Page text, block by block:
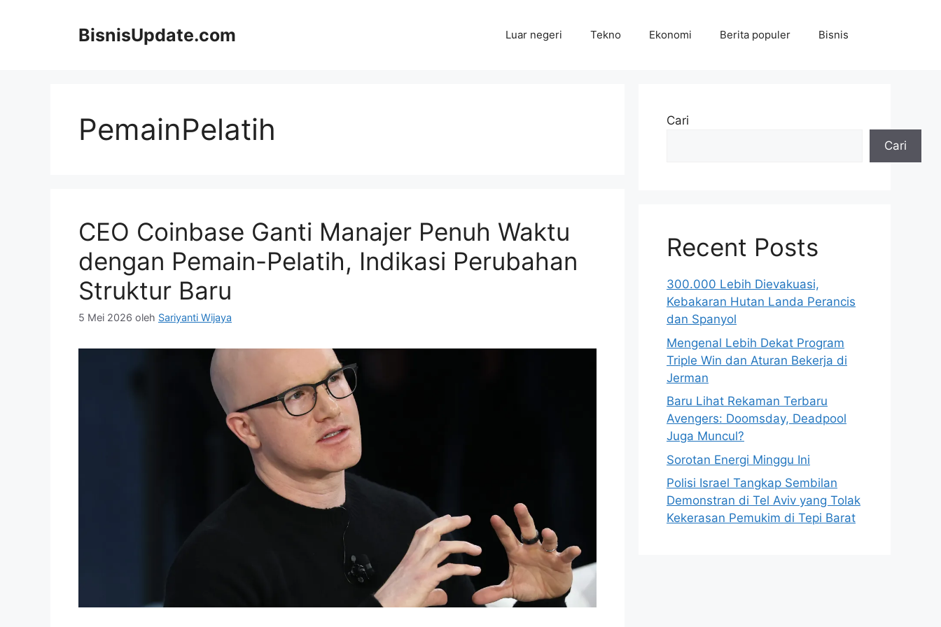
BisnisUpdate.com Luar negeri Tekno Ekonomi Berita populer Bisnis
PemainPelatih
CEO Coinbase Ganti Manajer Penuh Waktu
dengan Pemain-Pelatih, Indikasi Perubahan
Struktur Baru
5 Mei 2026 oleh Sariyanti Wijaya
Cari
Cari
Recent Posts
300.000 Lebih Dievakuasi,
Kebakaran Hutan Landa Perancis
dan Spanyol
Mengenal Lebih Dekat Program
Triple Win dan Aturan Bekerja di
Jerman
Baru Lihat Rekaman Terbaru
Avengers: Doomsday, Deadpool
Juga Muncul?
Sorotan Energi Minggu Ini
Polisi Israel Tangkap Sembilan
Demonstran di Tel Aviv yang Tolak
Kekerasan Pemukim di Tepi Barat